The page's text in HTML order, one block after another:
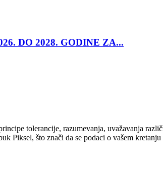
DO 2028. GODINE ZA...
tolerancije, razumevanja, uvažavanja
Piksel, što znači da se podaci o vašem